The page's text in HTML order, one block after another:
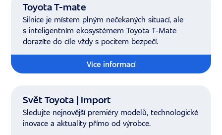
Toyota T-mate
Silnice je místem plným nečekaných situací, ale
s inteligentním ekosystémem Toyota T-Mate
dorazíte do cíle vždy s pocitem bezpečí.
Více informací
Svět Toyota | Import
Sledujte nejnovější premiéry modelů, technologické
inovace a aktuality přímo od výrobce.